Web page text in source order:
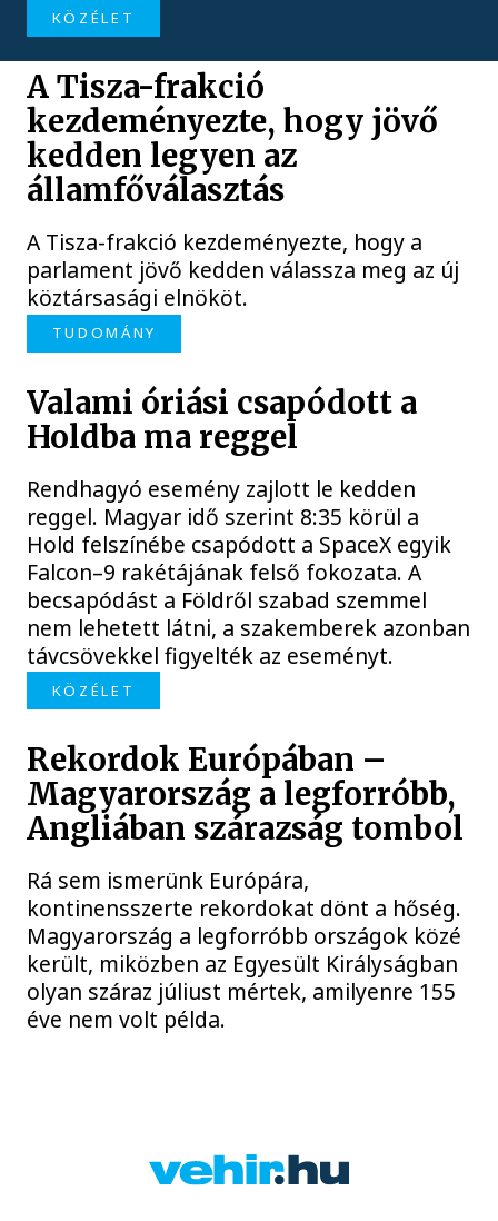
KÖZÉLET
A Tisza-frakció
kezdeményezte, hogy jövő
kedden legyen az
államfőválasztás
A Tisza-frakció kezdeményezte, hogy a
parlament jövő kedden válassza meg az új
köztársasági elnököt.
TUDOMÁNY
Valami óriási csapódott a
Holdba ma reggel
Rendhagyó esemény zajlott le kedden
reggel. Magyar idő szerint 8:35 körül a
Hold felszínébe csapódott a SpaceX egyik
Falcon–9 rakétájának felső fokozata. A
becsapódást a Földről szabad szemmel
nem lehetett látni, a szakemberek azonban
távcsövekkel figyelték az eseményt.
KÖZÉLET
Rekordok Európában –
Magyarország a legforróbb,
Angliában szárazság tombol
Rá sem ismerünk Európára,
kontinensszerte rekordokat dönt a hőség.
Magyarország a legforróbb országok közé
került, miközben az Egyesült Királyságban
olyan száraz júliust mértek, amilyenre 155
éve nem volt példa.